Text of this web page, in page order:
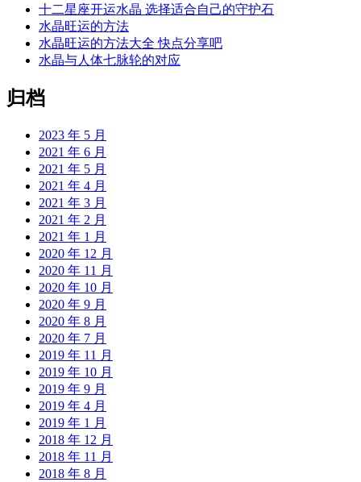
十二星座开运水晶 选择适合自己的守护石
水晶旺运的方法
水晶旺运的方法大全 快点分享吧
水晶与人体七脉轮的对应
归档
2023 年 5 月
2021 年 6 月
2021 年 5 月
2021 年 4 月
2021 年 3 月
2021 年 2 月
2021 年 1 月
2020 年 12 月
2020 年 11 月
2020 年 10 月
2020 年 9 月
2020 年 8 月
2020 年 7 月
2019 年 11 月
2019 年 10 月
2019 年 9 月
2019 年 4 月
2019 年 1 月
2018 年 12 月
2018 年 11 月
2018 年 8 月